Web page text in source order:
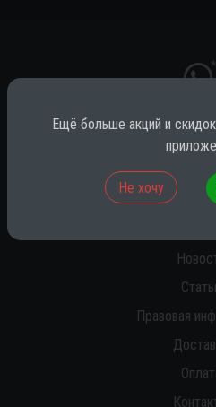
*
* принадлежит компании Meta
Правовая
Ещё больше акций и
Не хочу